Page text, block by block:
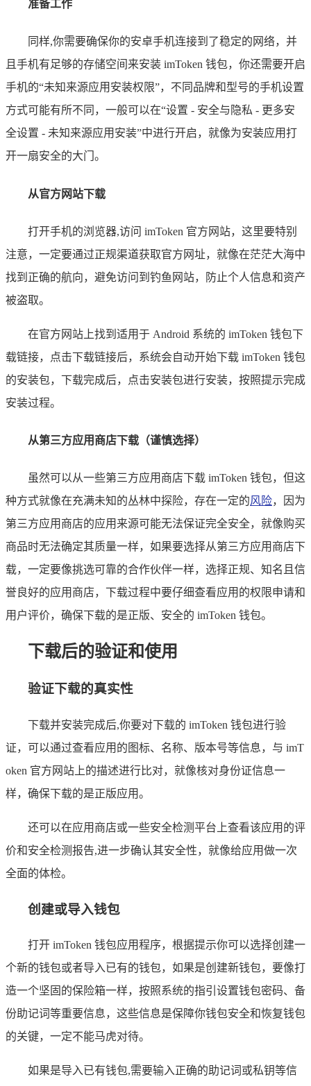
准备工作
同样,你需要确保你的安卓手机连接到了稳定的网络，并
且手机有足够的存储空间来安装 imToken 钱包，你还需要开启
手机的“未知来源应用安装权限”，不同品牌和型号的手机设置
方式可能有所不同，一般可以在“设置 - 安全与隐私 - 更多安
全设置 - 未知来源应用安装”中进行开启，就像为安装应用打
开一扇安全的大门。
从官方网站下载
打开手机的浏览器,访问 imToken 官方网站，这里要特别
注意，一定要通过正规渠道获取官方网址，就像在茫茫大海中
找到正确的航向，避免访问到钓鱼网站，防止个人信息和资产
被盗取。
在官方网站上找到适用于 Android 系统的 imToken 钱包下
载链接，点击下载链接后，系统会自动开始下载 imToken 钱包
的安装包，下载完成后，点击安装包进行安装，按照提示完成
安装过程。
从第三方应用商店下载（谨慎选择）
虽然可以从一些第三方应用商店下载 imToken 钱包，但这
种方式就像在充满未知的丛林中探险，存在一定的风险，因为
第三方应用商店的应用来源可能无法保证完全安全，就像购买
商品时无法确定其质量一样，如果要选择从第三方应用商店下
载，一定要像挑选可靠的合作伙伴一样，选择正规、知名且信
誉良好的应用商店，下载过程中要仔细查看应用的权限申请和
用户评价，确保下载的是正版、安全的 imToken 钱包。
下载后的验证和使用
验证下载的真实性
下载并安装完成后,你要对下载的 imToken 钱包进行验
证，可以通过查看应用的图标、名称、版本号等信息，与 imT
oken 官方网站上的描述进行比对，就像核对身份证信息一
样，确保下载的是正版应用。
还可以在应用商店或一些安全检测平台上查看该应用的评
价和安全检测报告,进一步确认其安全性，就像给应用做一次
全面的体检。
创建或导入钱包
打开 imToken 钱包应用程序，根据提示你可以选择创建一
个新的钱包或者导入已有的钱包，如果是创建新钱包，要像打
造一个坚固的保险箱一样，按照系统的指引设置钱包密码、备
份助记词等重要信息，这些信息是保障你钱包安全和恢复钱包
的关键，一定不能马虎对待。
如果是导入已有钱包,需要输入正确的助记词或私钥等信